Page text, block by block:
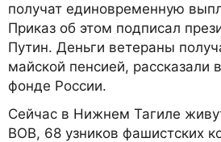
получат единовременную
Приказ об этом подписал
Путин. Деньги ветераны
майской пенсией, рассказали
фонде России.
Сейчас в Нижнем Тагиле
ВОВ, 68 узников фашистских